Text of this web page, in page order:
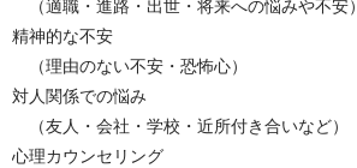
（適職・進路・出世・将来への悩みや不安）
精神的な不安
（理由のない不安・恐怖心）
対人関係での悩み
（友人・会社・学校・近所付き合いなど）
心理カウンセリング